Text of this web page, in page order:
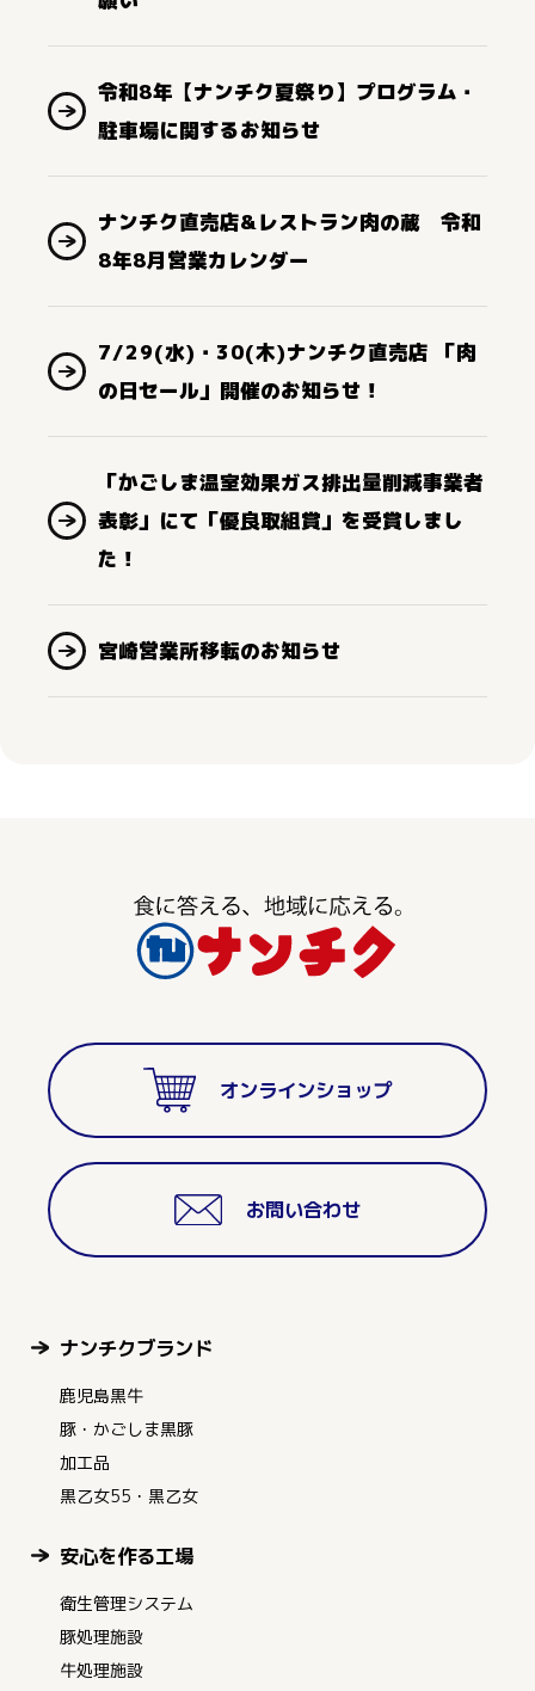
令和8年【ナンチク夏祭り】プログラム・
駐車場に関するお知らせ
ナンチク直売店&レストラン肉の蔵 令和
8年8月営業カレンダー
7/29(水)・30(木)ナンチク直売店 「肉
の日セール」開催のお知らせ！
「かごしま温室効果ガス排出量削減事業者
表彰」にて「優良取組賞」を受賞しまし
た！
宮崎営業所移転のお知らせ
オンラインショップ
お問い合わせ
ナンチクブランド
鹿児島黒牛
豚・かごしま黒豚
加工品
黒乙女55・黒乙女
安心を作る工場
衛生管理システム
豚処理施設
牛処理施設